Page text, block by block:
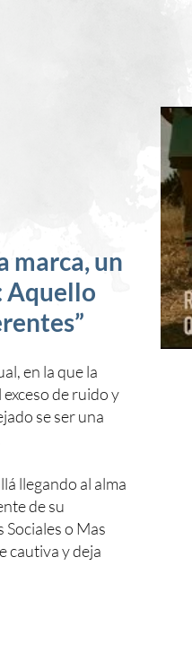
marca, un
Aquello
en la que la
de ruido y
se ser una
llegando al alma
de su
Sociales o Mas
cautiva y deja